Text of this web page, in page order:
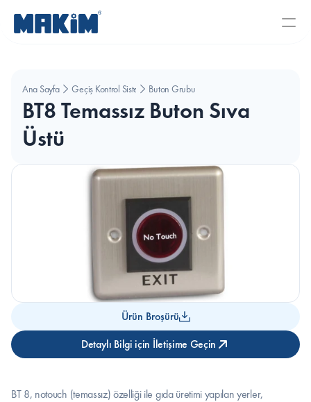
Ana Sayfa Geçiş Kontrol SistemleriButon Grubu
BT8 Temassız Buton Sıva
Üstü
Ürün Broşürü
Detaylı Bilgi için İletişime Geçin
BT 8, notouch (temassız) özelliği ile gıda üretimi yapılan yerler,